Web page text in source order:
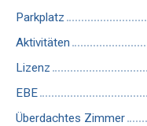
Parkplatz
Aktivitäten
Lizenz
EBE
Überdachtes Zimmer